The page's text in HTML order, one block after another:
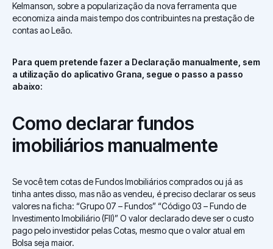
Kelmanson, sobre a popularização da nova ferramenta que
economiza ainda mais tempo dos contribuintes na prestação de
contas ao Leão.
Para quem pretende fazer a Declaração manualmente, sem
a utilização do aplicativo Grana, segue o passo a passo
abaixo:
Como declarar fundos
imobiliários manualmente
Se você tem cotas de Fundos Imobiliários comprados ou já as
tinha antes disso, mas não as vendeu, é preciso declarar os seus
valores na ficha: “Grupo 07 – Fundos” “Código 03 – Fundo de
Investimento Imobiliário (FII)” O valor declarado deve ser o custo
pago pelo investidor pelas Cotas, mesmo que o valor atual em
Bolsa seja maior.